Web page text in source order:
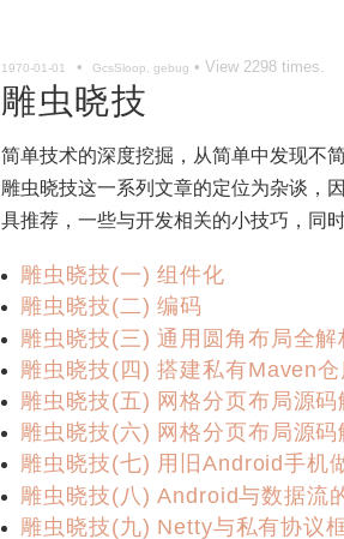
1970-01-01 • GcsSloop, gebug • View 2298 times.
雕虫晓技
简单技术的深度挖掘，从简单中发现不
雕虫晓技这一系列文章的定位为杂谈，
具推荐，一些与开发相关的小技巧，同
雕虫晓技(一) 组件化
雕虫晓技(二) 编码
雕虫晓技(三) 通用圆角布局全解
雕虫晓技(四) 搭建私有Maven
雕虫晓技(五) 网格分页布局源码
雕虫晓技(六) 网格分页布局源码
雕虫晓技(七) 用旧Android手机
雕虫晓技(八) Android与数据流
雕虫晓技(九) Netty与私有协议